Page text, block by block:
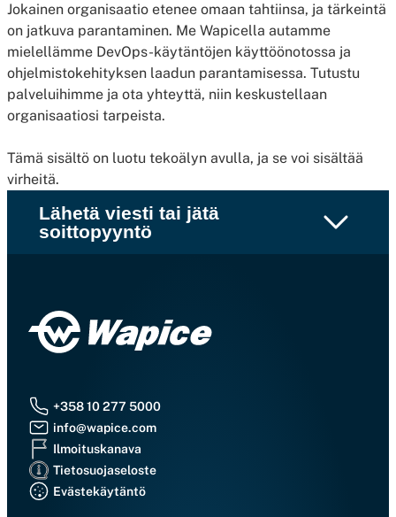
Jokainen organisaatio etenee omaan tahtiinsa, ja tärkeintä
on jatkuva parantaminen. Me Wapicella autamme
mielellämme DevOps-käytäntöjen käyttöönotossa ja
ohjelmistokehityksen laadun parantamisessa. Tutustu
palveluihimme ja ota yhteyttä, niin keskustellaan
organisaatiosi tarpeista.
Tämä sisältö on luotu tekoälyn avulla, ja se voi sisältää
virheitä.
Lähetä viesti tai jätä
soittopyyntö
+358 10 277 5000
info@wapice.com
Ilmoituskanava
Tietosuojaseloste
Evästekäytäntö